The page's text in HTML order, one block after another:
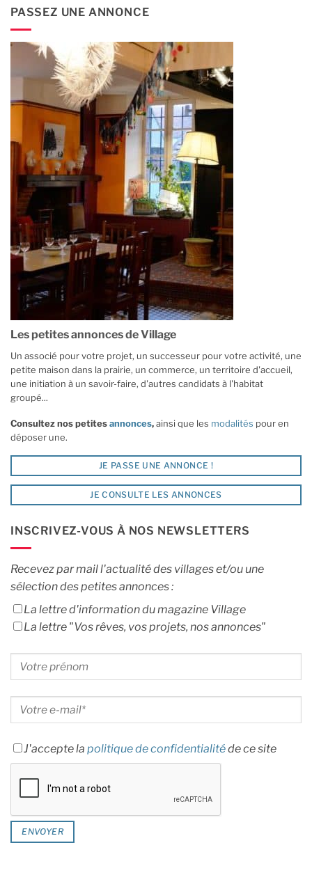
PASSEZ UNE ANNONCE
Les petites annonces de Village
Un associé pour votre projet, un successeur pour votre activité, une
petite maison dans la prairie, un commerce, un territoire d'accueil,
une initiation à un savoir-faire, d'autres candidats à l'habitat
groupé...
Consultez nos petitesannonces,ainsi que les modalités pour en
déposer une.
JE PASSE UNE ANNONCE !
JE CONSULTE LES ANNONCES
INSCRIVEZ-VOUS À NOS NEWSLETTERS
Recevez par mail l'actualité des villages et/ou une
sélection des petites annonces :
La lettre d'information du magazine Village
La lettre "Vos rêves, vos projets, nos annonces"
J'accepte la politique de confidentialitéde ce site